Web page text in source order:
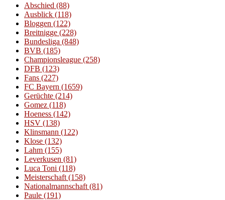
Abschied (88)
Ausblick (118)
Bloggen (122)
Breitnigge (228)
Bundesliga (848)
BVB (185)
Championsleague (258)
DFB (123)
Fans (227)
FC Bayern (1659)
Gerüchte (214)
Gomez (118)
Hoeness (142)
HSV (138)
Klinsmann (122)
Klose (132)
Lahm (155)
Leverkusen (81)
Luca Toni (118)
Meisterschaft (158)
Nationalmannschaft (81)
Paule (191)